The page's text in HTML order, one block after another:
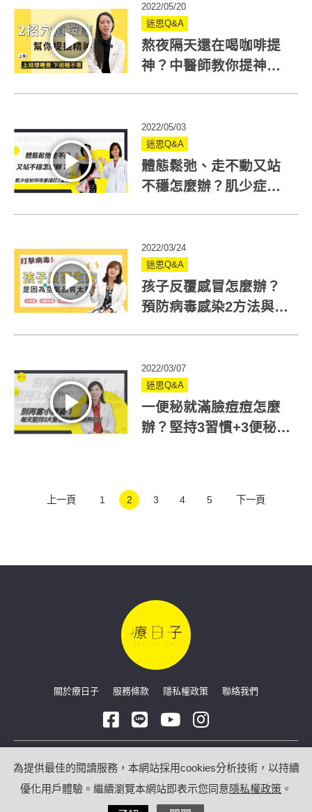
2022/05/20
迷思Q&A
熬夜隔天還在喝咖啡提
神？中醫師教你提神穴
2022/05/03
迷思Q&A
體態鬆弛、走不動又站
不穩怎麼辦？肌少症如
2022/03/24
迷思Q&A
孩子反覆感冒怎麼辦？
預防病毒感染2方法與室
2022/03/07
迷思Q&A
一便秘就滿臉痘痘怎麼
辦？堅持3習慣+3便秘穴
上一頁 1 2 3 4 5 下一頁
關於療日子 服務條款 隱私權政策 聯絡我們
Copyright © 2026 療日子 HealingDaily
/網站技術合作：光點數位科技
為提供最佳的閱讀服務，本網站採用cookies分析技術，以持續
優化用戶體驗。繼續瀏覽本網站即表示您同意隱私權政策 。